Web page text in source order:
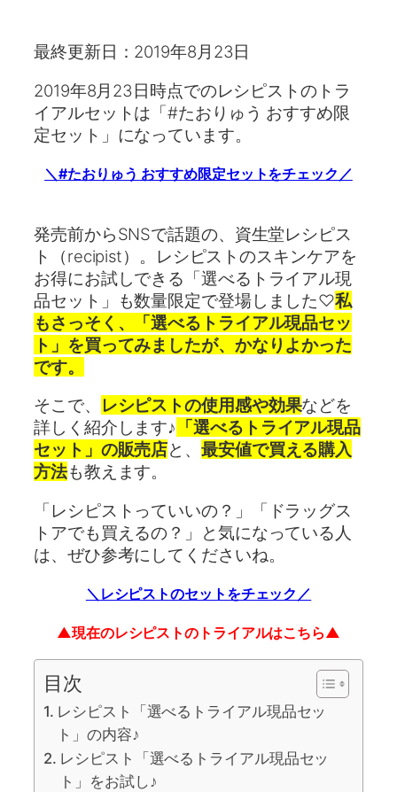
最終更新日：2019年8月23日
2019年8月23日時点でのレシピストのトラ
イアルセットは「#たおりゅう おすすめ限
定セット」になっています。
＼#たおりゅう おすすめ限定セットをチェック／
発売前からSNSで話題の、資生堂レシピス
ト（recipist）。レシピストのスキンケアを
お得にお試しできる「選べるトライアル現
品セット」も数量限定で登場しました♡私
もさっそく、「選べるトライアル現品セッ
ト」を買ってみましたが、かなりよかった
です。
そこで、
レシピストの使用感や効果などを
詳しく紹介します♪ 「選べるトライアル現品
セット」の販売店と、最安値で買える購入
方法も教えます。
「レシピストっていいの？」「ドラッグス
トアでも買えるの？」と気になっている人
は、ぜひ参考にしてくださいね。
＼レシピストのセットをチェック／
▲現在のレシピストのトライアルはこちら▲
目次
レシピスト「選べるトライアル現品セッ
ト」の内容♪
レシピスト「選べるトライアル現品セッ
ト」をお試し♪